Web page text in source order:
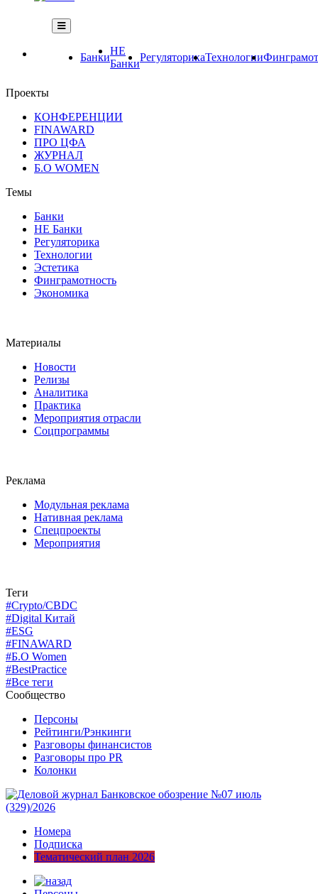
Банки
НЕ
Банки
РегуляторикаТехнологии
Проекты
КОНФЕРЕНЦИИ
FINAWARD
ПРО ЦФА
ЖУРНАЛ
Б.О WOMEN
Темы
Банки
НЕ Банки
Регуляторика
Технологии
Эстетика
Финграмотность
Экономика
Материалы
Новости
Релизы
Аналитика
Практика
Мероприятия отрасли
Соцпрограммы
Реклама
Модульная реклама
Нативная реклама
Спецпроекты
Мероприятия
Теги
#Crypto/CBDC
#Digital Китай
#ESG
#FINAWARD
#Б.О Women
#BestPractice
#Все теги
Сообщество
Персоны
Рейтинги/Рэнкинги
Разговоры финансистов
Разговоры про PR
Колонки
Номера
Подписка
Тематический план 2026